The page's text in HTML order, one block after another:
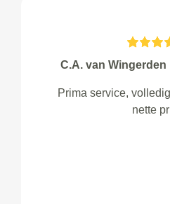
C.A. van
Prima service,
nette